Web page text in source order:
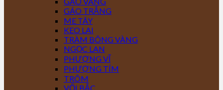
GÁO TRẮNG
ME TÂY
KEO LAI
TRÀM BÔNG VÀNG
NGỌC LAN
PHƯỢNG VĨ
PHƯỢNG TÍM
TRÔM
VỐI BẮC